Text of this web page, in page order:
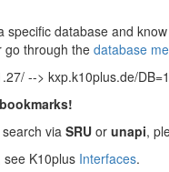
specific database and
go through the database
--> kxp.k10plus.de/
via SRU or unapi,
K10plus Interfaces.